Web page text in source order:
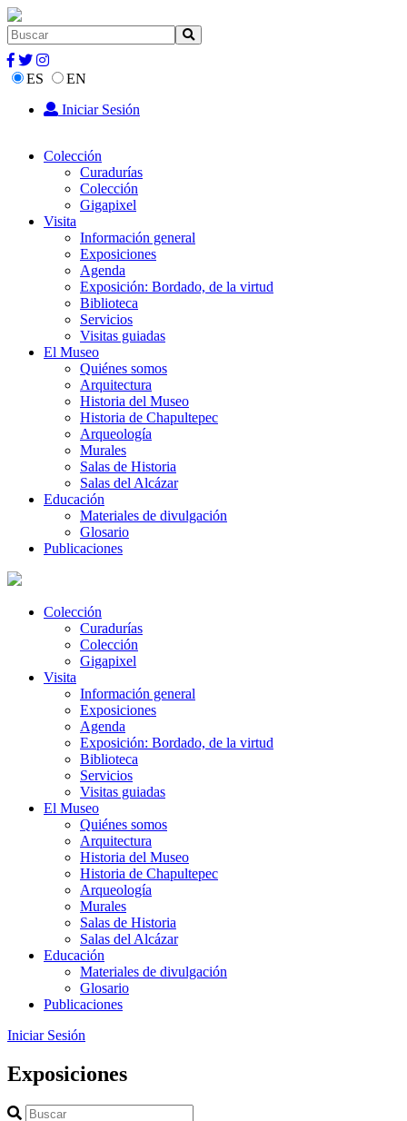
ES
EN
Iniciar Sesión
Colección
Curadurías
Colección
Gigapixel
Visita
Información general
Exposiciones
Agenda
Exposición: Bordado, de la virtud
Biblioteca
Servicios
Visitas guiadas
El Museo
Quiénes somos
Arquitectura
Historia del Museo
Historia de Chapultepec
Arqueología
Murales
Salas de Historia
Salas del Alcázar
Educación
Materiales de divulgación
Glosario
Publicaciones
Colección
Curadurías
Colección
Gigapixel
Visita
Información general
Exposiciones
Agenda
Exposición: Bordado, de la virtud
Biblioteca
Servicios
Visitas guiadas
El Museo
Quiénes somos
Arquitectura
Historia del Museo
Historia de Chapultepec
Arqueología
Murales
Salas de Historia
Salas del Alcázar
Educación
Materiales de divulgación
Glosario
Publicaciones
Iniciar Sesión
Exposiciones